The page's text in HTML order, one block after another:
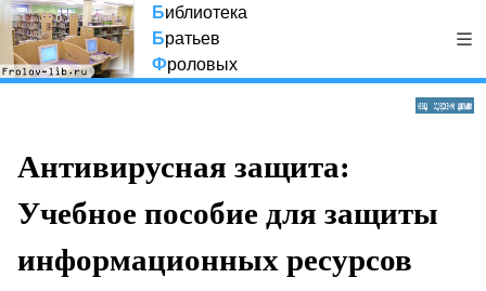
Библиотека
Братьев
Фроловых
Антивирусная защита:
Учебное пособие для защиты
информационных ресурсов